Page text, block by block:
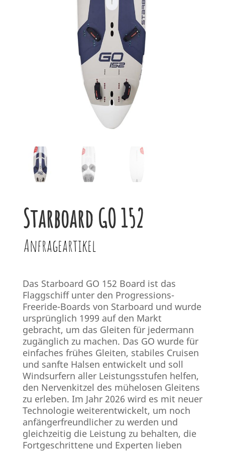
Starboard GO 152
Anfrageartikel
Das Starboard GO 152 Board ist das
Flaggschiff unter den Progressions-
Freeride-Boards von Starboard und wurde
ursprünglich 1999 auf den Markt
gebracht, um das Gleiten für jedermann
zugänglich zu machen. Das GO wurde für
einfaches frühes Gleiten, stabiles Cruisen
und sanfte Halsen entwickelt und soll
Windsurfern aller Leistungsstufen helfen,
den Nervenkitzel des mühelosen Gleitens
zu erleben. Im Jahr 2026 wird es mit neuer
Technologie weiterentwickelt, um noch
anfängerfreundlicher zu werden und
gleichzeitig die Leistung zu behalten, die
Fortgeschrittene und Experten lieben